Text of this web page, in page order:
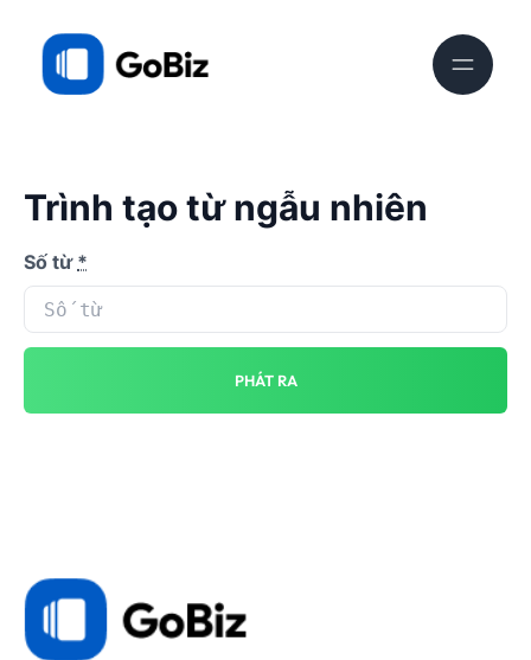
Trình tạo từ ngẫu nhiên
Số từ *
PHÁT RA